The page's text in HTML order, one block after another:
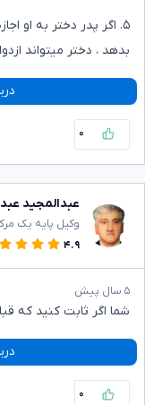
۵. اگر پدر دختر به او
بدهد ، دختر میتواند
۰
عبدالمجید
وکیل پایه یک
۴.۹
۵ سال پیش
شما اگر ثابت کنید که
۰